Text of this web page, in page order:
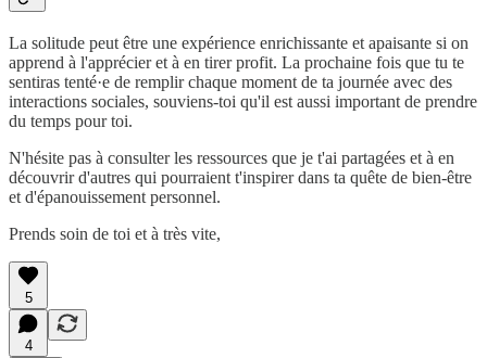
La solitude peut être une expérience enrichissante et apaisante si on
apprend à l'apprécier et à en tirer profit. La prochaine fois que tu te
sentiras tenté·e de remplir chaque moment de ta journée avec des
interactions sociales, souviens-toi qu'il est aussi important de prendre
du temps pour toi.
N'hésite pas à consulter les ressources que je t'ai partagées et à en
découvrir d'autres qui pourraient t'inspirer dans ta quête de bien-être
et d'épanouissement personnel.
Prends soin de toi et à très vite,
5
4